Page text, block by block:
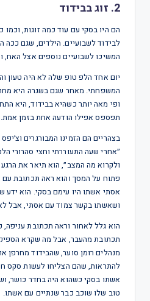
2. זוג בבידוד
הם היו בסקי עם עוד כמה זוגות,
לבידוד לשבועיים. הילדים, שגם ככה
המשיכו לשבועיים נוספים אצל האח,
יום אחד הלפ טופ שלה לא היה טעון
המשפחתי. מאחר שגם בשגרה היא
ופי מאה יותר כשהיא בבידוד, היא
תפספס אפילו הודעה אחת בזמן אמת.
בצהריים הם הזמינו המבורגרים
ולקרוא מה המצב״, הוא תיאר את הרגע
פתוח על המסך והוא ראה תכתובת עם
אסתי אשתו היו עימם בסקי. הוא ידע
ושאשתו בקשר צמוד עם אסתי, אבל
הוא גלל לאחור וראה תכתובת עניפה,
תכתובת מהעבר, אבל מה שקרא הספיק
מנהלים רומן סוער, שהבידוד מחרפן
להתראות, שהם הצליחו לעשות סקס
אשתו בסקי כשהוא היה בחדר כושר,
טוב שלו שוכב כבר שנתיים עם אשתו.